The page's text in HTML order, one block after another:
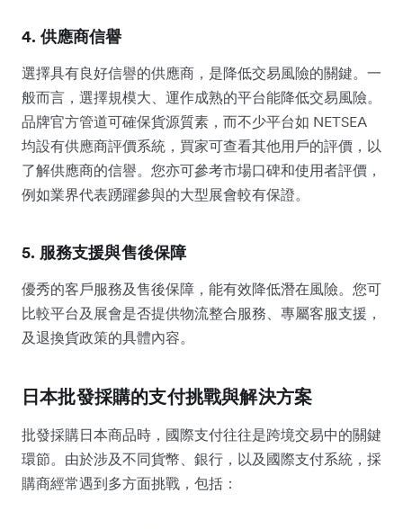
4. 供應商信譽
選擇具有良好信譽的供應商，是降低交易風險的關鍵。一
般而言，選擇規模大、運作成熟的平台能降低交易風險。
品牌官方管道可確保貨源質素，而不少平台如 NETSEA
均設有供應商評價系統，買家可查看其他用戶的評價，以
了解供應商的信譽。您亦可參考市場口碑和使用者評價，
例如業界代表踴躍參與的大型展會較有保證。
5. 服務支援與售後保障
優秀的客戶服務及售後保障，能有效降低潛在風險。您可
比較平台及展會是否提供物流整合服務、專屬客服支援，
及退換貨政策的具體內容。
日本批發採購的支付挑戰與解決方案
批發採購日本商品時，國際支付往往是跨境交易中的關鍵
環節。由於涉及不同貨幣、銀行，以及國際支付系統，採
購商經常遇到多方面挑戰，包括：